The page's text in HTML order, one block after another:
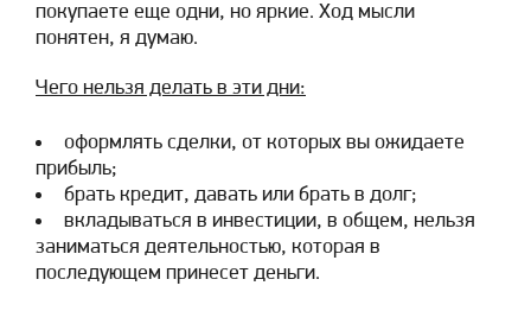
покупаете еще одни, но яркие. Ход мысли
понятен, я думаю.
Чего нельзя делать в эти дни:
оформлять сделки, от которых вы ожидаете
прибыль;
брать кредит, давать или брать в долг;
вкладываться в инвестиции, в общем, нельзя
заниматься деятельностью, которая в
последующем принесет деньги.